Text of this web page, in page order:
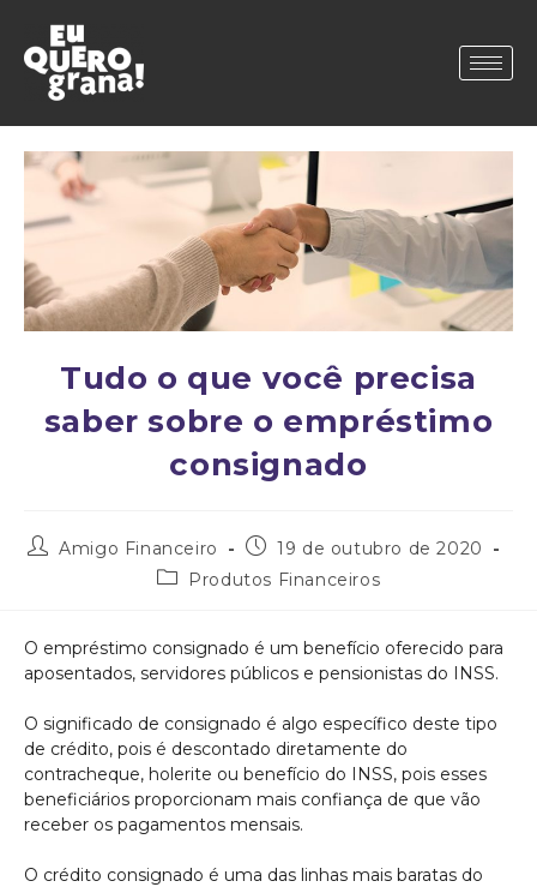
Tudo o que você precisa
saber sobre o empréstimo
consignado
Amigo Financeiro
19 de outubro de 2020
Produtos Financeiros
O empréstimo consignado é um benefício oferecido para
aposentados, servidores públicos e pensionistas do INSS.
O significado de consignado é algo específico deste tipo
de crédito, pois é descontado diretamente do
contracheque, holerite ou benefício do INSS, pois esses
beneficiários proporcionam mais confiança de que vão
receber os pagamentos mensais.
O crédito consignado é uma das linhas mais baratas do